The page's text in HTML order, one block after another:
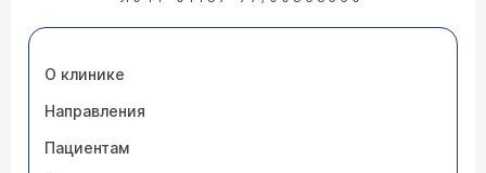
О клинике
Направления
Пациентам